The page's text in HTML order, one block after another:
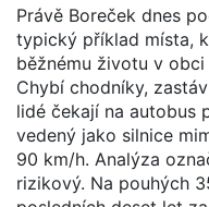
Právě Boreček dnes
typický příklad místa,
běžnému životu v
Chybí chodníky,
lidé čekají na autobus
vedený jako silnice
90 km/h. Analýza
rizikový. Na pouhých